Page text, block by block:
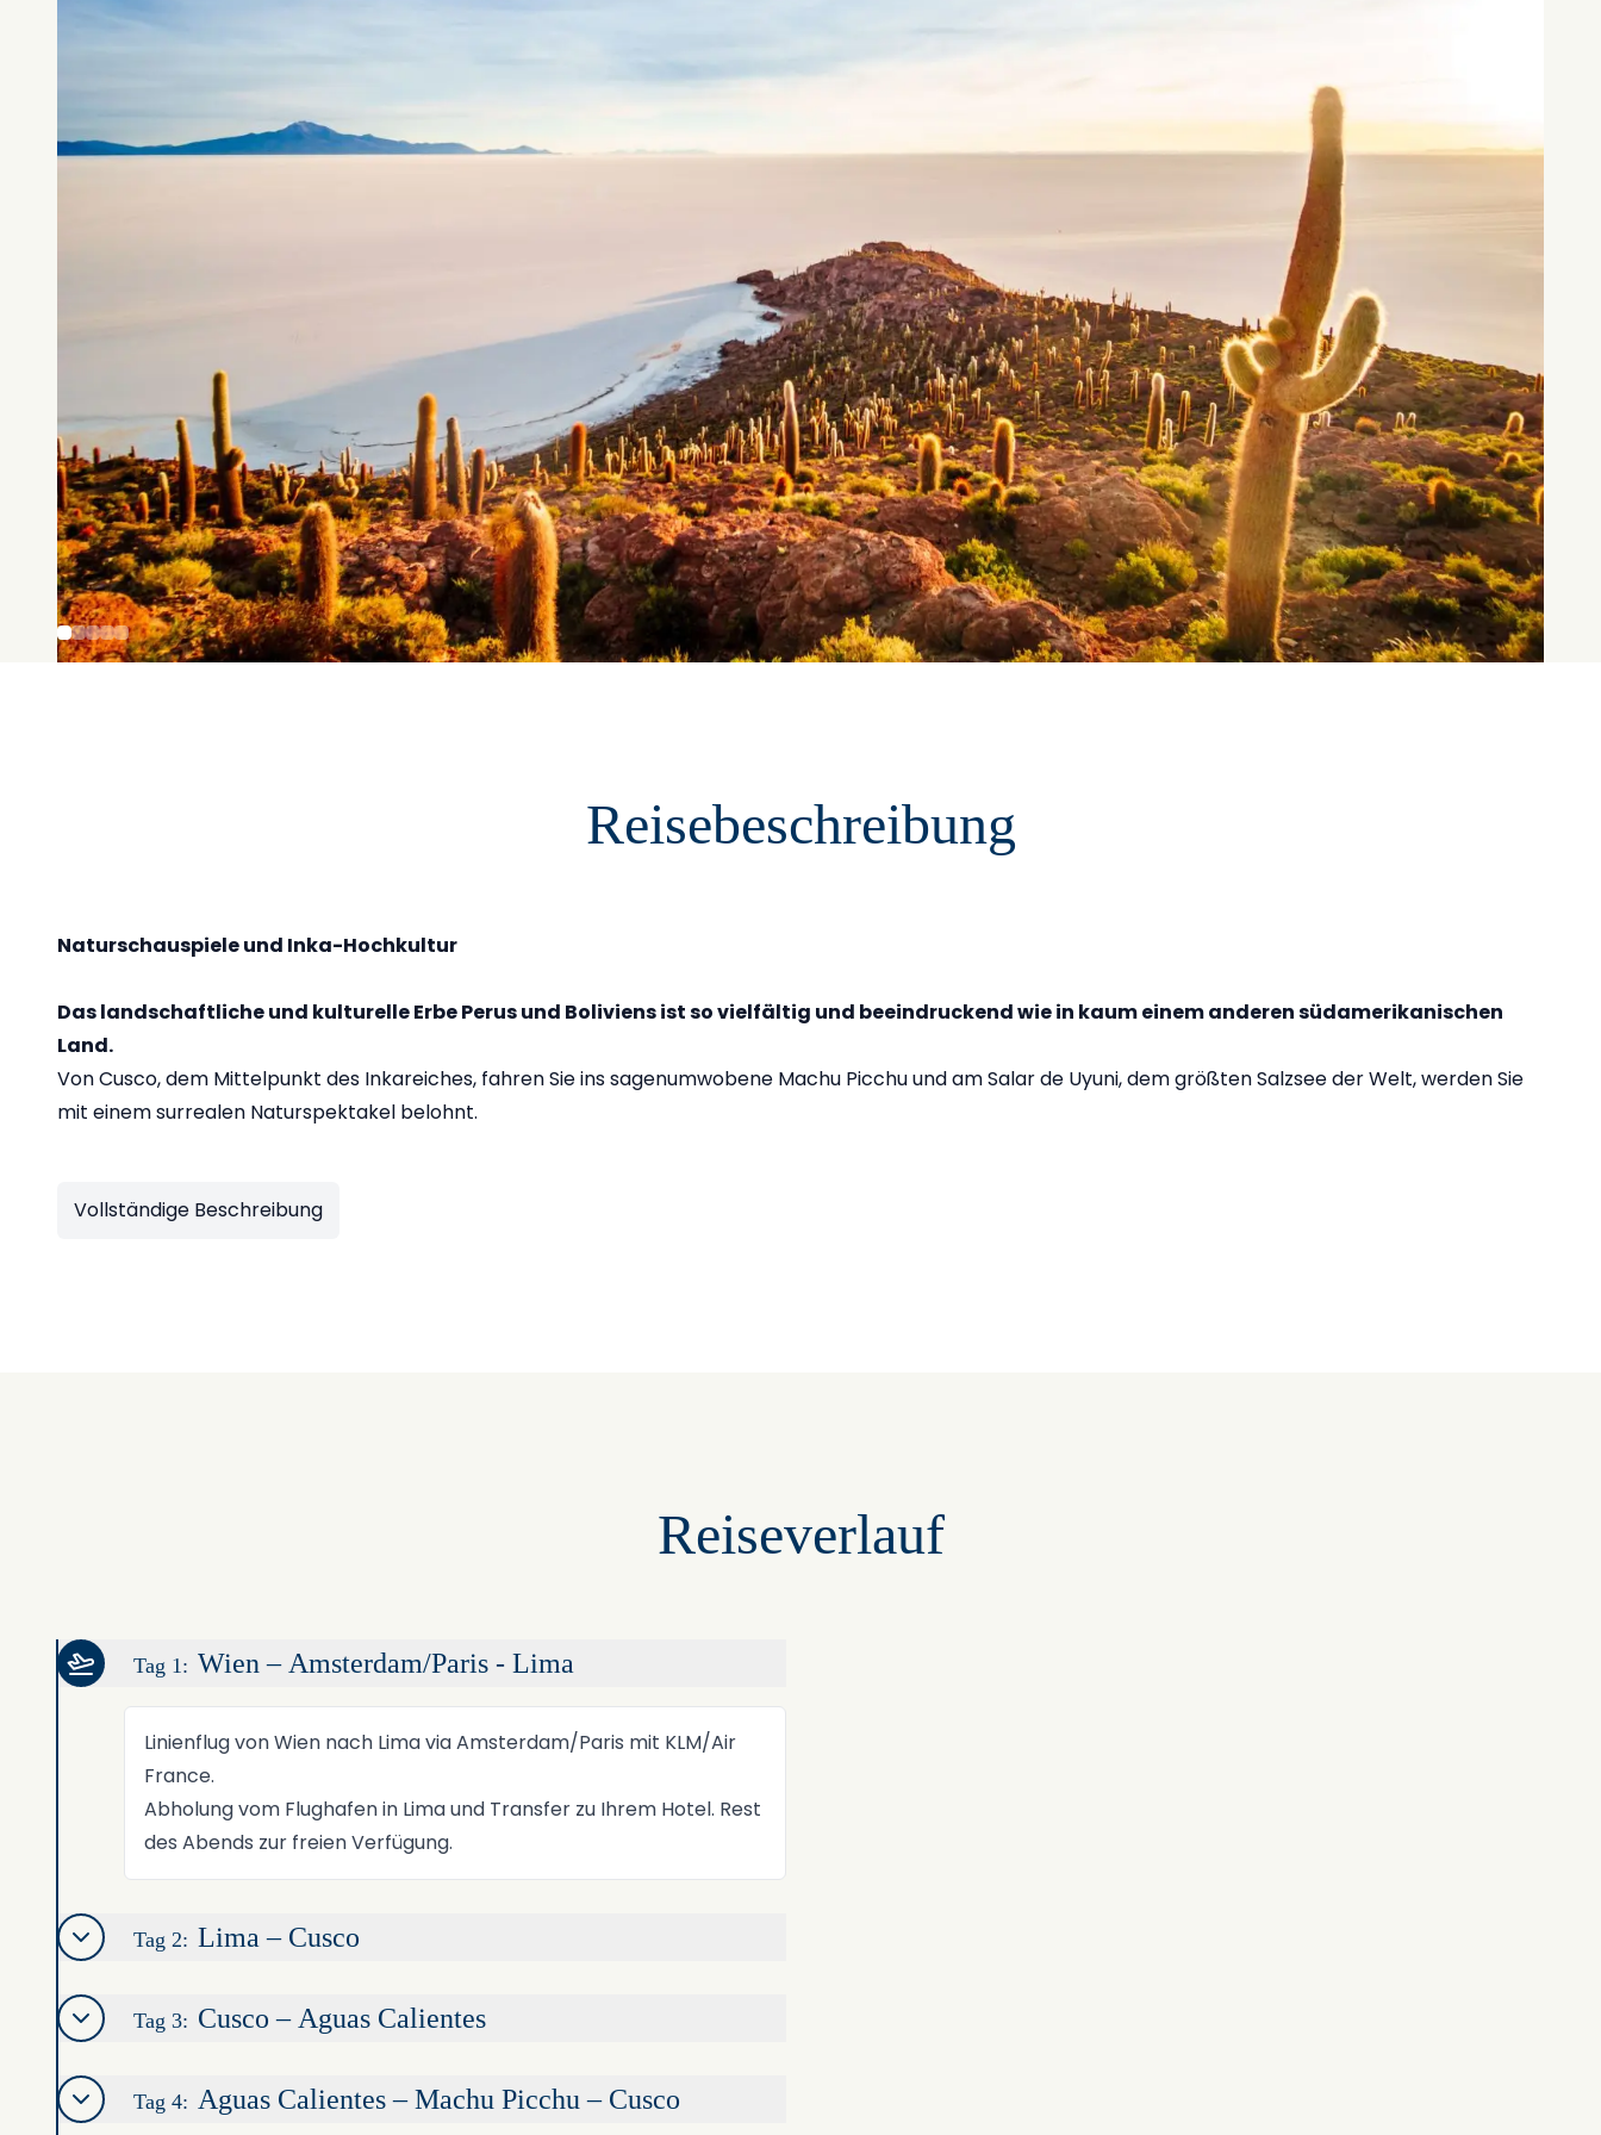
Reisebeschreibung
Naturschauspiele und Inka-Hochkultur
Das landschaftliche und kulturelle Erbe Perus und Boliviens ist so vielfältig und beeindruckend wie in kaum einem anderen südamerikanischen
Land.
Von Cusco, dem Mittelpunkt des Inkareiches, fahren Sie ins sagenumwobene Machu Picchu und am Salar de Uyuni, dem größten Salzsee der Welt, werden Sie
mit einem surrealen Naturspektakel belohnt.
Vollständige Beschreibung
Reiseverlauf
Tag 1: Wien – Amsterdam/Paris - Lima
Linienflug von Wien nach Lima via Amsterdam/Paris mit KLM/Air
France.
Abholung vom Flughafen in Lima und Transfer zu Ihrem Hotel. Rest
des Abends zur freien Verfügung.
Tag 2: Lima – Cusco
Tag 3: Cusco – Aguas Calientes
Tag 4: Aguas Calientes – Machu Picchu – Cusco